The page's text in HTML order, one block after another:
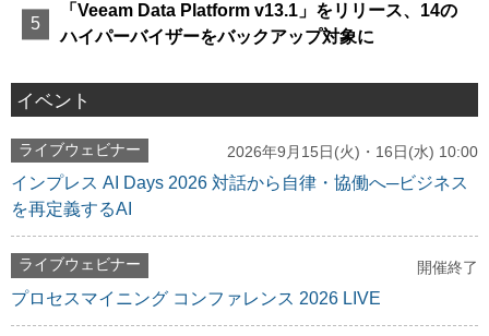
「Veeam Data Platform v13.1」をリリース、14の
ハイパーバイザーをバックアップ対象に
イベント
ライブウェビナー 2026年9月15日(火)・16日(水) 10:00
インプレス AI Days 2026 対話から自律・協働へ─ビジネス
を再定義するAI
ライブウェビナー 開催終了
プロセスマイニング コンファレンス 2026 LIVE